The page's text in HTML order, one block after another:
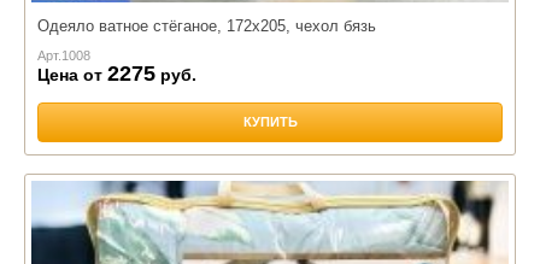
Одеяло ватное стёганое, 172х205, чехол бязь
Арт. 1008
Цена от 2275 руб.
КУПИТЬ